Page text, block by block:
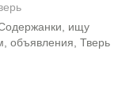
ищу
объявления, Тверь